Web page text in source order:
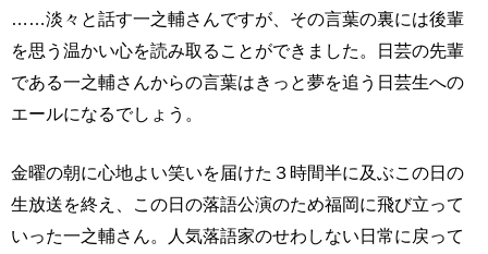
……淡々と話す一之輔さんですが、その言葉の裏には後輩
を思う温かい心を読み取ることができました。日芸の先輩
である一之輔さんからの言葉はきっと夢を追う日芸生への
エールになるでしょう。
金曜の朝に心地よい笑いを届けた３時間半に及ぶこの日の
生放送を終え、この日の落語公演のため福岡に飛び立って
いった一之輔さん。人気落語家のせわしない日常に戻って